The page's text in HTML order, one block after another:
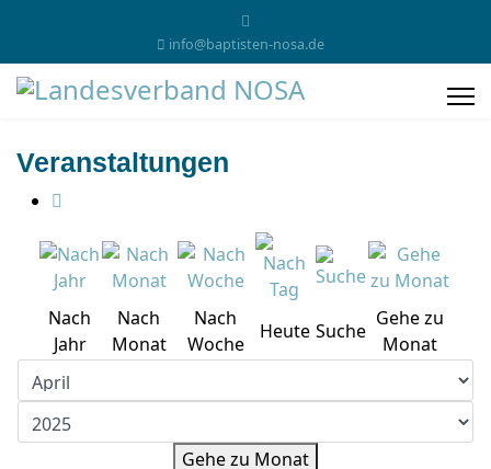
info@baptisten-nosa.de
Veranstaltungen
Nach
Jahr
Nach
Monat
Nach
Woche
Heute Suche
Gehe zu
Monat
Gehe zu Monat